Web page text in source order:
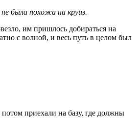
была похожа на круиз.
им пришлось добираться на
с волной, и весь путь в целом был
приехали на базу, где должны